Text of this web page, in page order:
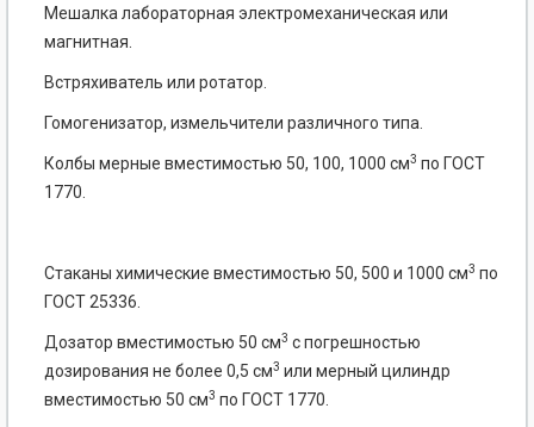
Мешалка лабораторная электромеханическая или
магнитная.
Встряхиватель или ротатор.
Гомогенизатор, измельчители различного типа.
Колбы мерные вместимостью 50, 100, 1000 см3 по ГОСТ
1770.
Стаканы химические вместимостью 50, 500 и 1000 см3 по
ГОСТ 25336.
Дозатор вместимостью 50 см3 с погрешностью
дозирования не более 0,5 см3 или мерный цилиндр
вместимостью 50 см3 по ГОСТ 1770.